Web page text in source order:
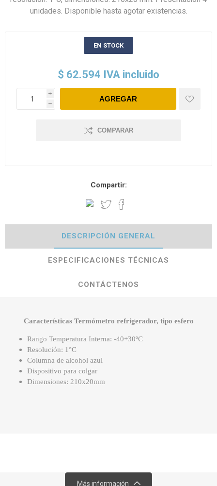
unidades. Disponible hasta agotar existencias.
EN STOCK
$ 62.594 IVA incluido
i
h
COMPARAR
Compartir:
DESCRIPCIÓN GENERAL
ESPECIFICACIONES TÉCNICAS
CONTÁCTENOS
Características Termómetro refrigerador, tipo esfero
Rango Temperatura Interna: -40+30ºC
Resolución: 1°C
Columna de alcohol azul
Dispositivo para colgar
Dimensiones: 210x20mm
Más información